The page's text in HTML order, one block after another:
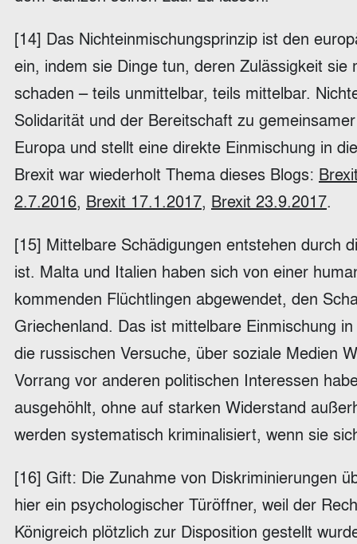
[14] Das Nichteinmischungsprinzip ist den
ein, indem sie Dinge tun, deren Zulässigkeit
schaden – teils unmittelbar, teils mittelbar.
Solidarität und der Bereitschaft zu
Europa und stellt eine direkte Einmischung in
Brexit war wiederholt Thema dieses Blogs:
2.7.2016, Brexit 17.1.2017, Brexit 23.9.2017.
[15] Mittelbare Schädigungen entstehen durch
ist. Malta und Italien haben sich von einer
kommenden Flüchtlingen abgewendet, den
Griechenland. Das ist mittelbare Einmischung
die russischen Versuche, über soziale Medien
Vorrang vor anderen politischen Interessen
ausgehöhlt, ohne auf starken Widerstand
werden systematisch kriminalisiert, wenn sie
[16] Gift: Die Zunahme von Diskriminierungen
hier ein psychologischer Türöffner, weil der
Königreich plötzlich zur Disposition gestellt